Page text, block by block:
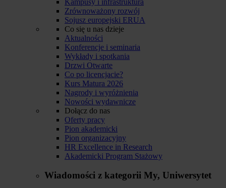
Zrównoważony rozwój
Sojusz europejski ERUA
Co się u nas dzieje
Aktualności
Konferencje i seminaria
Wykłady i spotkania
Drzwi Otwarte
Co po licencjacie?
Kurs Matura 2026
Nagrody i wyróżnienia
Nowości wydawnicze
Dołącz do nas
Oferty pracy
Pion akademicki
Pion organizacyjny
HR Excellence in Research
Akademicki Program Stażowy
Wiadomości z kategorii My, Uniwersytet